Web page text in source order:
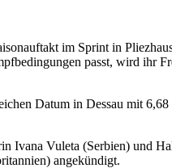
im Sprint in
passt, wird
Datum in Dessau mit
Ivana Vuleta (Serbien) und
angekündigt.